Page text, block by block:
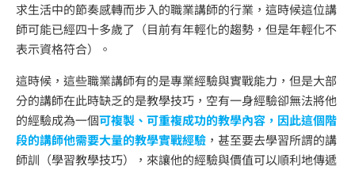
求生活中的節奏感轉而步入的職業講師的行業，這時候這位講
師可能已經四十多歲了（目前有年輕化的趨勢，但是年輕化不
表示資格符合）。
這時候，這些職業講師有的是專業經驗與實戰能力，但是大部
分的講師在此時缺乏的是教學技巧，空有一身經驗卻無法將他
的經驗成為一個可複製、可重複成功的教學內容，因此這個階
段的講師他需要大量的教學實戰經驗 ，甚至要去學習所謂的講
師訓（學習教學技巧），來讓他的經驗與價值可以順利地傳遞